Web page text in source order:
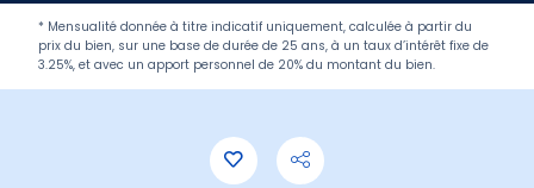
* Mensualité donnée à titre indicatif uniquement, calculée à partir du
prix du bien, sur une base de durée de 25 ans, à un taux d’intérêt fixe de
3.25%, et avec un apport personnel de 20% du montant du bien.